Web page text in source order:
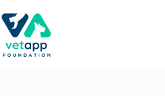
do
treści